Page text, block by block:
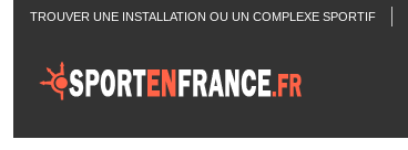
TROUVER UNE INSTALLATION OU UN COMPLEXE SPORTIF